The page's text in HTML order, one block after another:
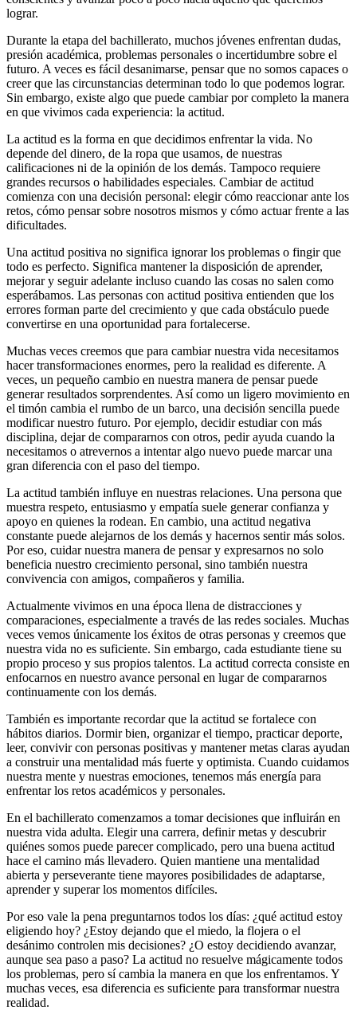
lograr.
Durante la etapa del bachillerato, muchos jóvenes enfrentan dudas,
presión académica, problemas personales o incertidumbre sobre el
futuro. A veces es fácil desanimarse, pensar que no somos capaces o
creer que las circunstancias determinan todo lo que podemos lograr.
Sin embargo, existe algo que puede cambiar por completo la manera
en que vivimos cada experiencia: la actitud.
La actitud es la forma en que decidimos enfrentar la vida. No
depende del dinero, de la ropa que usamos, de nuestras
calificaciones ni de la opinión de los demás. Tampoco requiere
grandes recursos o habilidades especiales. Cambiar de actitud
comienza con una decisión personal: elegir cómo reaccionar ante los
retos, cómo pensar sobre nosotros mismos y cómo actuar frente a las
dificultades.
Una actitud positiva no significa ignorar los problemas o fingir que
todo es perfecto. Significa mantener la disposición de aprender,
mejorar y seguir adelante incluso cuando las cosas no salen como
esperábamos. Las personas con actitud positiva entienden que los
errores forman parte del crecimiento y que cada obstáculo puede
convertirse en una oportunidad para fortalecerse.
Muchas veces creemos que para cambiar nuestra vida necesitamos
hacer transformaciones enormes, pero la realidad es diferente. A
veces, un pequeño cambio en nuestra manera de pensar puede
generar resultados sorprendentes. Así como un ligero movimiento en
el timón cambia el rumbo de un barco, una decisión sencilla puede
modificar nuestro futuro. Por ejemplo, decidir estudiar con más
disciplina, dejar de compararnos con otros, pedir ayuda cuando la
necesitamos o atrevernos a intentar algo nuevo puede marcar una
gran diferencia con el paso del tiempo.
La actitud también influye en nuestras relaciones. Una persona que
muestra respeto, entusiasmo y empatía suele generar confianza y
apoyo en quienes la rodean. En cambio, una actitud negativa
constante puede alejarnos de los demás y hacernos sentir más solos.
Por eso, cuidar nuestra manera de pensar y expresarnos no solo
beneficia nuestro crecimiento personal, sino también nuestra
convivencia con amigos, compañeros y familia.
Actualmente vivimos en una época llena de distracciones y
comparaciones, especialmente a través de las redes sociales. Muchas
veces vemos únicamente los éxitos de otras personas y creemos que
nuestra vida no es suficiente. Sin embargo, cada estudiante tiene su
propio proceso y sus propios talentos. La actitud correcta consiste en
enfocarnos en nuestro avance personal en lugar de compararnos
continuamente con los demás.
También es importante recordar que la actitud se fortalece con
hábitos diarios. Dormir bien, organizar el tiempo, practicar deporte,
leer, convivir con personas positivas y mantener metas claras ayudan
a construir una mentalidad más fuerte y optimista. Cuando cuidamos
nuestra mente y nuestras emociones, tenemos más energía para
enfrentar los retos académicos y personales.
En el bachillerato comenzamos a tomar decisiones que influirán en
nuestra vida adulta. Elegir una carrera, definir metas y descubrir
quiénes somos puede parecer complicado, pero una buena actitud
hace el camino más llevadero. Quien mantiene una mentalidad
abierta y perseverante tiene mayores posibilidades de adaptarse,
aprender y superar los momentos difíciles.
Por eso vale la pena preguntarnos todos los días: ¿qué actitud estoy
eligiendo hoy? ¿Estoy dejando que el miedo, la flojera o el
desánimo controlen mis decisiones? ¿O estoy decidiendo avanzar,
aunque sea paso a paso? La actitud no resuelve mágicamente todos
los problemas, pero sí cambia la manera en que los enfrentamos. Y
muchas veces, esa diferencia es suficiente para transformar nuestra
realidad.